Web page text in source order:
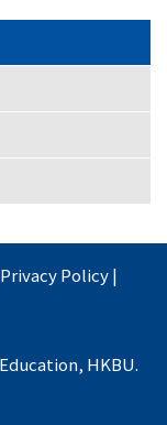
Privacy Policy|
HKBU.